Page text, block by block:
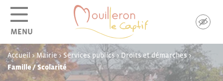
MENU
Accueil >Mairie> Services publics>Droits et démarches>
Famille / Scolarité
Panneau de gestion des cookies